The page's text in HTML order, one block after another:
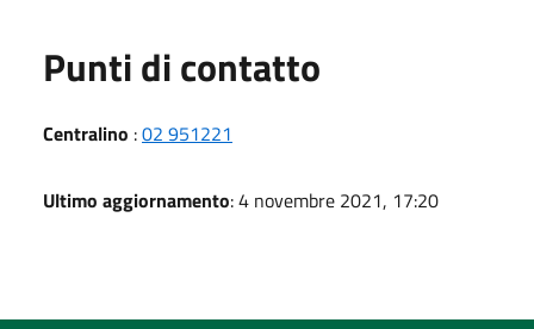
Punti di contatto
Centralino :02 951221
Ultimo aggiornamento: 4 novembre 2021, 17:20